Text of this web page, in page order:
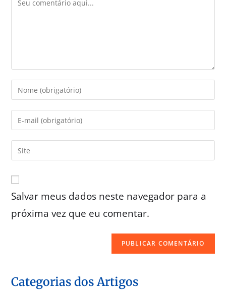
Salvar meus dados neste navegador para a
próxima vez que eu comentar.
Categorias dos Artigos